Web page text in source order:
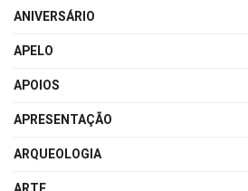
ANIVERSÁRIO
APELO
APOIOS
APRESENTAÇÃO
ARQUEOLOGIA